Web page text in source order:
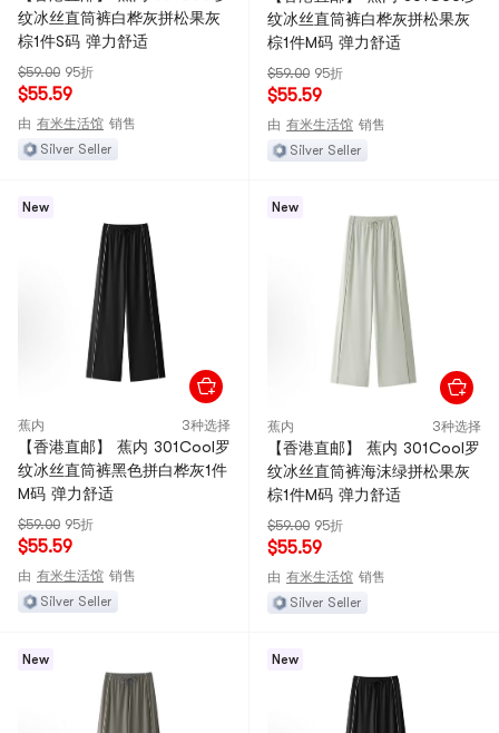
纹冰丝直筒裤白桦灰拼松果灰
棕1件S码 弹力舒适
$59.00 95折
$55.59
由 有米生活馆 销售
Silver Seller
纹冰丝直筒裤白桦灰拼松果灰
棕1件M码 弹力舒适
$59.00 95折
$55.59
由 有米生活馆 销售
Silver Seller
New
蕉内 3种选择
【香港直邮】 蕉内 301Cool罗
纹冰丝直筒裤黑色拼白桦灰1件
M码 弹力舒适
$59.00 95折
$55.59
由 有米生活馆 销售
Silver Seller
New
蕉内 3种选择
【香港直邮】 蕉内 301Cool罗
纹冰丝直筒裤海沫绿拼松果灰
棕1件M码 弹力舒适
$59.00 95折
$55.59
由 有米生活馆 销售
Silver Seller
New New